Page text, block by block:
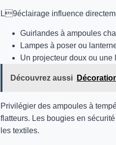
L9éclairage influence
Guirlandes à ampoules
Lampes à poser ou
Un projecteur doux ou
Découvrez aussi
Privilégier des ampoules à
flatteurs. Les bougies en
les textiles.